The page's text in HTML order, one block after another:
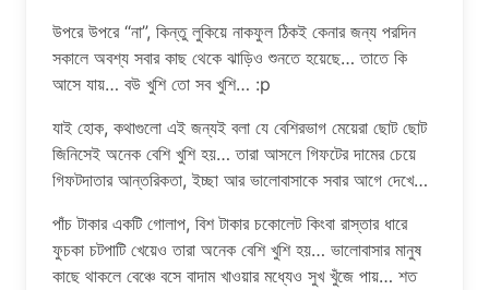
উপরে উপরে “না”, কিন্তু লুকিয়ে নাকফুল ঠিকই কেনার জন্য পরদিন
সকালে অবশ্য সবার কাছ থেকে ঝাড়িও শুনতে হয়েছে… তাতে কি
আসে যায়… বউ খুশি তো সব খুশি… :p
যাই হোক, কথাগুলো এই জন্যই বলা যে বেশিরভাগ মেয়েরা ছোট ছোট
জিনিসেই অনেক বেশি খুশি হয়… তারা আসলে গিফটের দামের চেয়ে
গিফটদাতার আন্তরিকতা, ইচ্ছা আর ভালোবাসাকে সবার আগে দেখে…
পাঁচ টাকার একটি গোলাপ, বিশ টাকার চকোলেট কিংবা রাস্তার ধারে
ফুচকা চটপাটি খেয়েও তারা অনেক বেশি খুশি হয়… ভালোবাসার মানুষ
কাছে থাকলে বেঞ্চে বসে বাদাম খাওয়ার মধ্যেও সুখ খুঁজে পায়… শত